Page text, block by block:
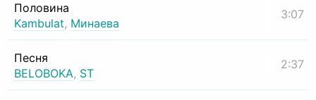
Половина
Kambulat, Минаева
3:07
Песня
BELOBOKA, ST
2:37